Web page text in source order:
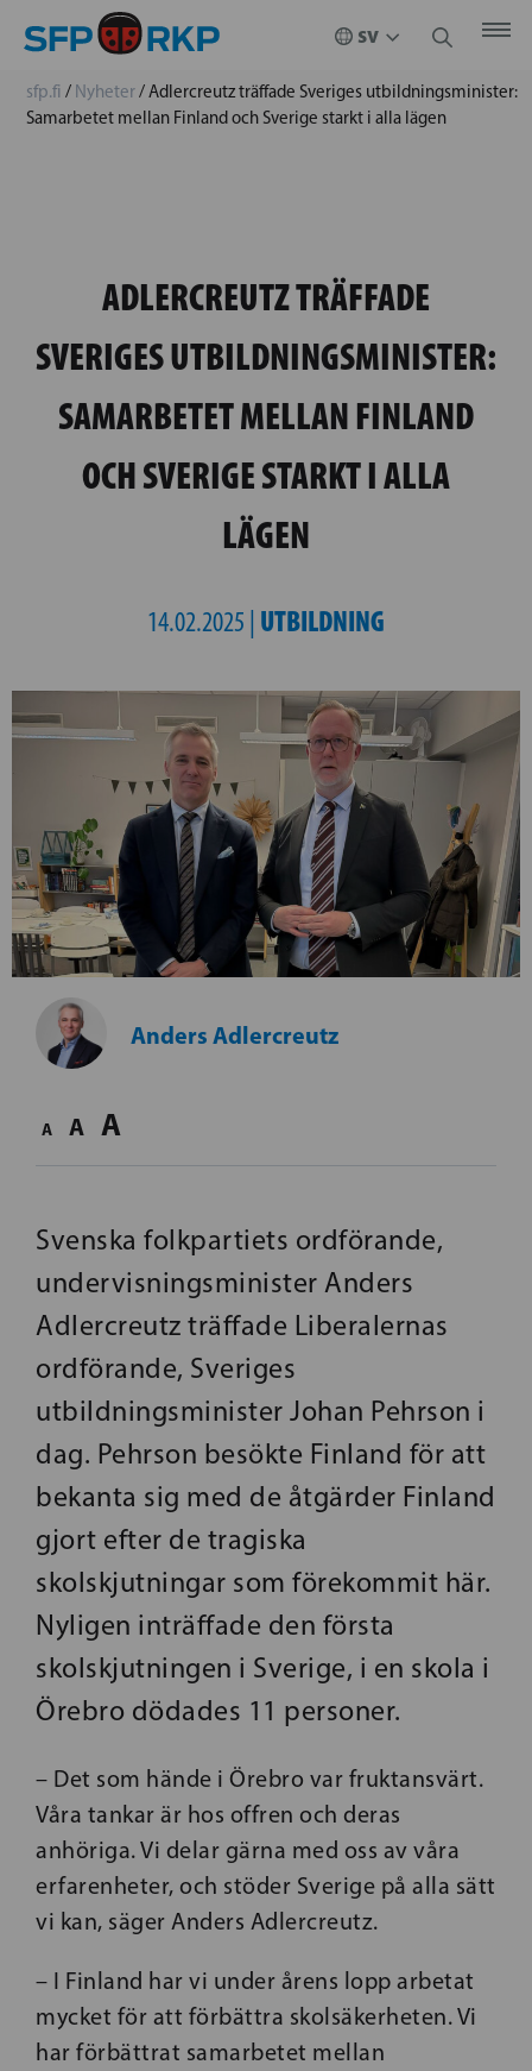
sfp.fi / Nyheter/Adlercreutz träffade Sveriges utbildningsminister:
Samarbetet mellan Finland och Sverige starkt i alla lägen
ADLERCREUTZ TRÄFFADE
SVERIGES UTBILDNINGSMINISTER:
SAMARBETET MELLAN FINLAND
OCH SVERIGE STARKT I ALLA
LÄGEN
14.02.2025 | UTBILDNING
Anders Adlercreutz
A A A
Svenska folkpartiets ordförande,
undervisningsminister Anders
Adlercreutz träffade Liberalernas
ordförande, Sveriges
utbildningsminister Johan Pehrson i
dag. Pehrson besökte Finland för att
bekanta sig med de åtgärder Finland
gjort efter de tragiska
skolskjutningar som förekommit här.
Nyligen inträffade den första
skolskjutningen i Sverige, i en skola i
Örebro dödades 11 personer.
– Det som hände i Örebro var fruktansvärt.
Våra tankar är hos offren och deras
anhöriga. Vi delar gärna med oss av våra
erfarenheter, och stöder Sverige på alla sätt
vi kan, säger Anders Adlercreutz.
– I Finland har vi under årens lopp arbetat
mycket för att förbättra skolsäkerheten. Vi
har förbättrat samarbetet mellan